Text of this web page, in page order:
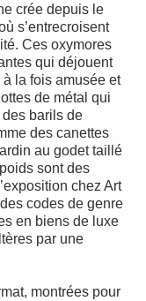
crée depuis le
s’entrecroisent
Ces oxymores
qui déjouent
la fois amusée et
de métal qui
barils de
des canettes
au godet taillé
sont des
chez Art
codes de genre
en biens de luxe
par une
montrées pour